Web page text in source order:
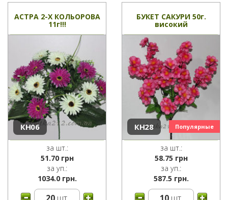
АСТРА 2-Х КОЛЬОРОВА
11г!!!
КН06
за шт.:
51.70 грн
за уп.:
1034.0 грн.
БУКЕТ САКУРИ 50г.
високий
КН28
за шт.:
58.75 грн
за уп.:
587.5 грн.